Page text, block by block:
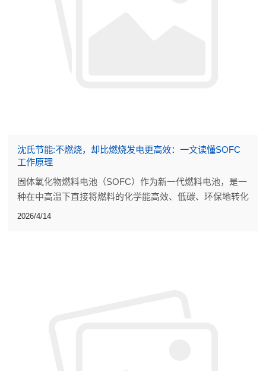
沈氏节能:不燃烧，却比燃烧发电更高效：一文读懂SOFC
工作原理
固体氧化物燃料电池（SOFC）作为新一代燃料电池，是一
种在中高温下直接将燃料的化学能高效、低碳、环保地转化
成电能的发电装置。
2026/4/14